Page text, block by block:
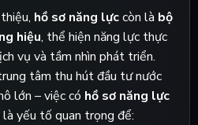
hồ sơ năng lựccòn là bộ
hiệu, thể hiện năng lực thực
vụ và tầm nhìn phát triển.
tâm thu hút đầu tư nước
lớn – việc có hồ sơ năng lực
là yếu tố quan trọng để: